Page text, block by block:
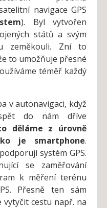
navigace GPS
). Byl vytvořen
států a svým
zeměkouli. Zní to
to umožňuje přesné
téměř každý
v autonavigaci, když
do nám dříve
děláme z úrovně
je smartphone.
systém GPS.
se zaměřování
k měření terénu
Přesně ten sám
cestu např. na